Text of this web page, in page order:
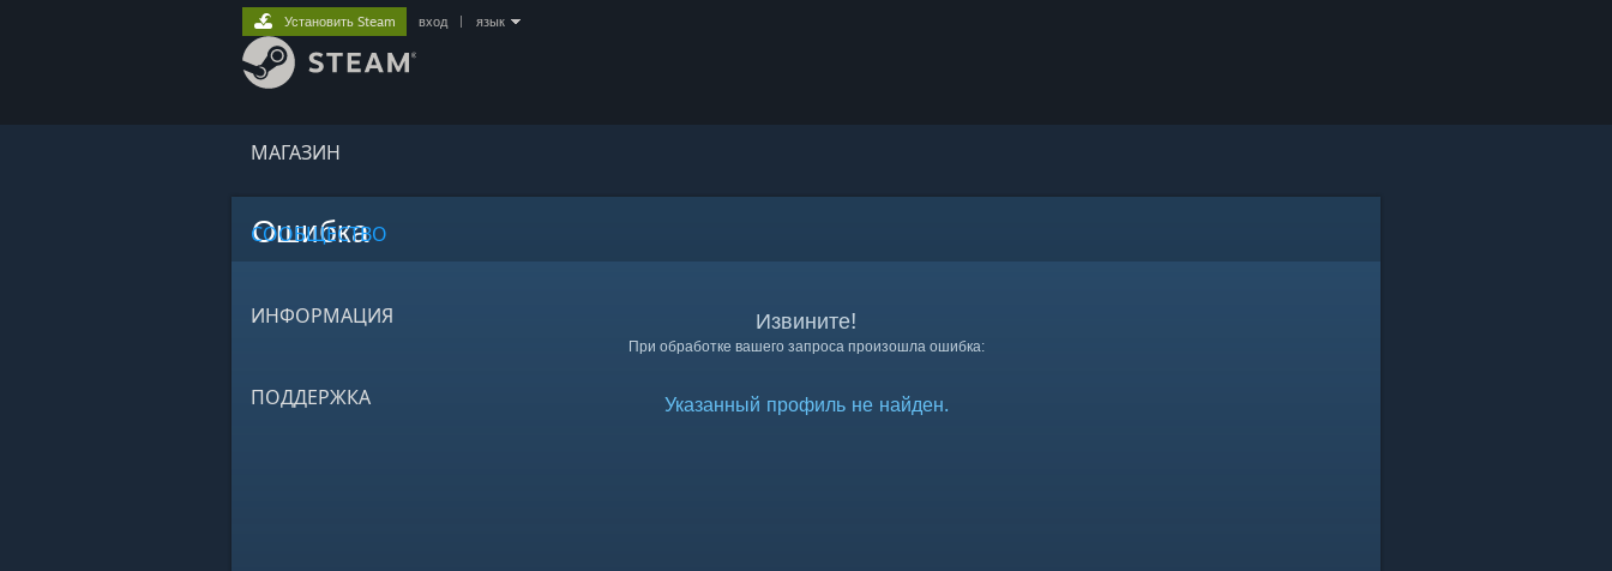
МАГАЗИН
СООБЩЕСТВО
ИНФОРМАЦИЯ
ПОДДЕРЖКА
Установить Steam вход язык
Ошибка
Извините!
При обработке вашего запроса произошла ошибка:
Указанный профиль не найден.